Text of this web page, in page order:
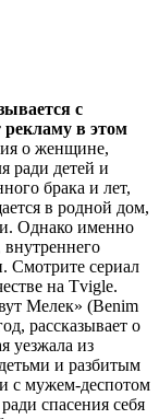
с
рекламу в этом
о женщине,
ради детей и
брака и лет,
в родной дом,
Однако именно
Смотрите сериал
на Tvigle.
Мелек» (Benim
рассказывает о
уезжала из
и разбитым
с мужем-деспотом
спасения себя